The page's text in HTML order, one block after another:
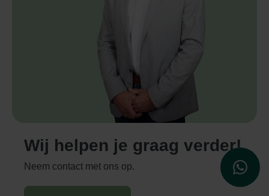
Wij helpen je graag verder!
Neem contact met ons op.